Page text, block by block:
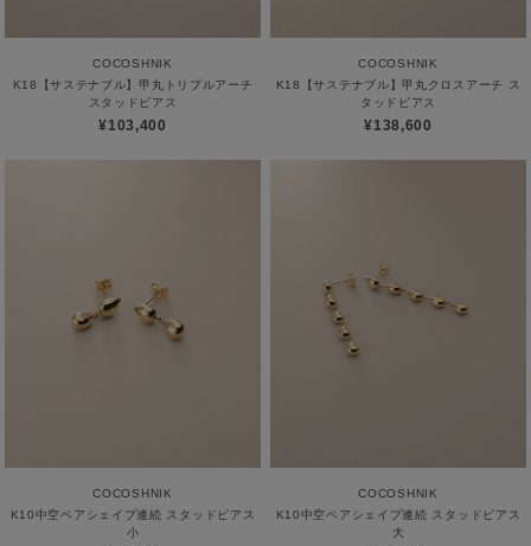
COCOSHNIK
K18【サステナブル】甲丸トリプルアーチ
スタッドピアス
¥103,400
COCOSHNIK
K18【サステナブル】甲丸クロスアーチ ス
タッドピアス
¥138,600
COCOSHNIK
K10中空ペアシェイプ連続 スタッドピアス
小
COCOSHNIK
K10中空ペアシェイプ連続 スタッドピアス
大